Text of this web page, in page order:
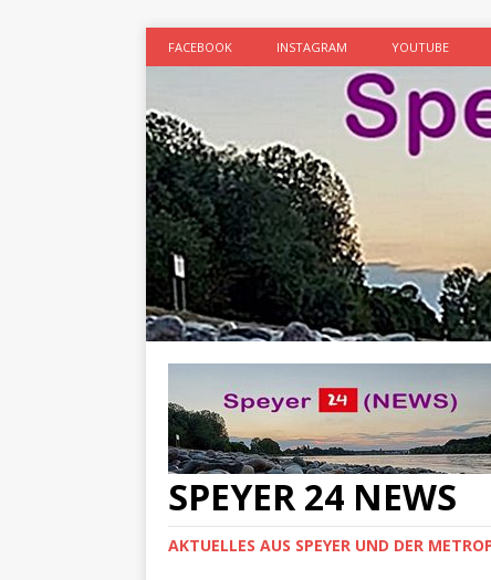
FACEBOOK INSTAGRAM YOUTUBE
SPEYER 24 NEWS
AKTUELLES AUS SPEYER UND DER